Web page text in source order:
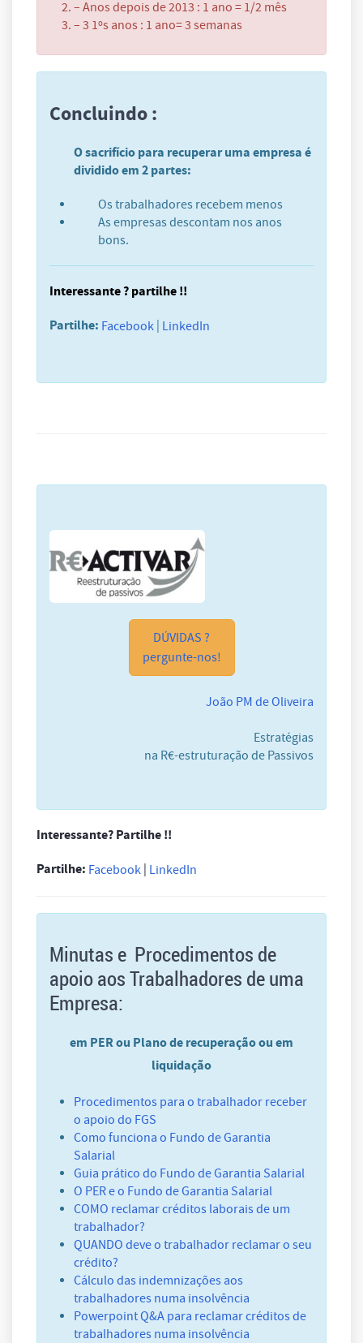
– Anos depois de 2013 : 1 ano = 1/2 mês
– 3 1ºs anos : 1 ano= 3 semanas
Concluindo :
O sacrifício para recuperar uma empresa é
dividido em 2 partes:
Os trabalhadores recebem menos
As empresas descontam nos anos
bons.
Interessante ? partilhe !!
Partilhe: Facebook LinkedIn
DÚVIDAS ?
pergunte-nos!
João PM de Oliveira
Estratégias
na R€-estruturação de Passivos
Interessante? Partilhe !!
Partilhe: Facebook | LinkedIn
Minutas e Procedimentos de
apoio aos Trabalhadores de uma
Empresa:
em PER ou Plano de recuperação ou em
liquidação
Procedimentos para o trabalhador receber
o apoio do FGS
Como funciona o Fundo de Garantia
Salarial
Guia prático do Fundo de Garantia Salarial
O PER e o Fundo de Garantia Salarial
COMO reclamar créditos laborais de um
trabalhador?
QUANDO deve o trabalhador reclamar o seu
crédito?
Cálculo das indemnizações aos
trabalhadores numa insolvência
Powerpoint Q&A para reclamar créditos de
trabalhadores numa insolvência